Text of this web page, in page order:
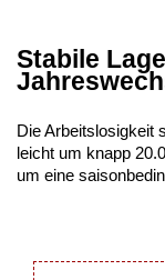
Stabile
Die Arbeitslosigkeit
leicht um knapp
um eine